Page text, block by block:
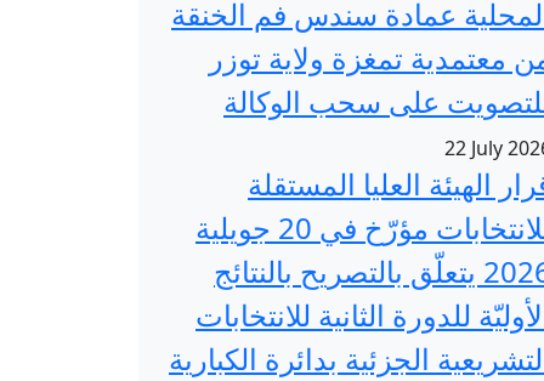
عمادة سندس فم الخنقة
معتمدية تمغزة ولاية توزر
على سحب الوكالة
22 July
الهيئة العليا المستقلة
للانتخابات مؤرّخ في 20 جويلية
2026 يتعلّق بالتصريح بالنتائج
للدورة الثانية للانتخابات
الجزئية بدائرة الكبارية